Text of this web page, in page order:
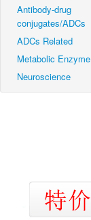
Antibody-drug
conjugates/ADCs
ADCs Related
Metabolic Enzyme
Neuroscience